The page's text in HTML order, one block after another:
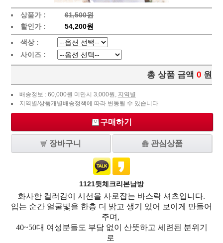
상품가 :
61,500원
할인가 :
54,200원
색상 :
사이즈 :
총 상품 금액 0 원
배송정보 : 60,000원 미만시 3,000원, 지역별
지역별/상품개별배송정책에 따라 변동될 수 있습니다
구매하기
장바구니 관심상품
1121뒷체크리본남방
화사한 컬러감이 시선을 사로잡는 바스락 셔츠입니다.
입는 순간 얼굴빛을 한층 더 밝고 생기 있어 보이게 만들어
주며,
40~50대 여성분들도 부담 없이 산뜻하고 세련된 분위기
로